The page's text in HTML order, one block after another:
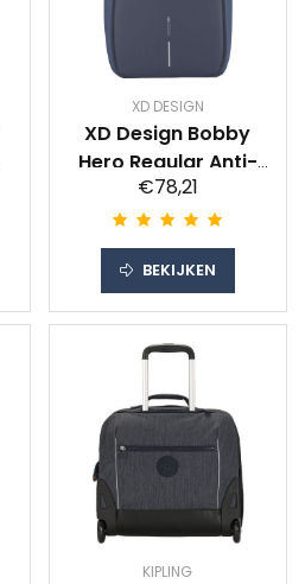
XD DESIGN
XD Design Bobby
Hero Regular Anti-
theft 15" Blue 18L
€78,21
BEKIJKEN
KIPLING